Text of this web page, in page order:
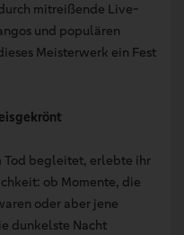
mitreißende Live-
und populären
Meisterwerk ein Fest
Tod begleitet, erlebte ihr
ob Momente, die
oder aber jene
dunkelste Nacht